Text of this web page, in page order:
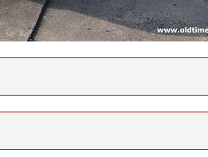
Beste klanten,
Oldtimerfarm zal